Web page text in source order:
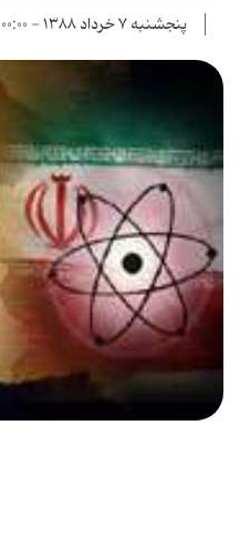
پنجشنبه ۷ خرداد ۱۳۸۸ - ۰۰:۰۰